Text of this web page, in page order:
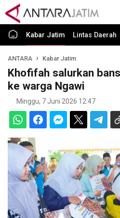
Kabar Jatim Lintas Daerah
ANTARA Kabar Jatim
Khofifah salurkan
ke warga Ngawi
Minggu, 7 Juni 2026 12:47